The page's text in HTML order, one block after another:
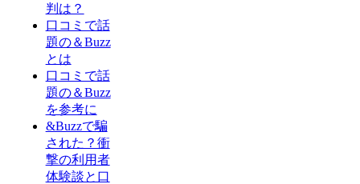
判は？
口コミで話
題の＆Buzz
とは
口コミで話
題の＆Buzz
を参考に
&Buzzで騙
された？衝
撃の利用者
体験談と口